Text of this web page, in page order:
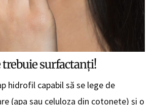
trebuie surfactanți!
hidrofil capabil să se lege de
(apa sau celuloza din cotonete) și o